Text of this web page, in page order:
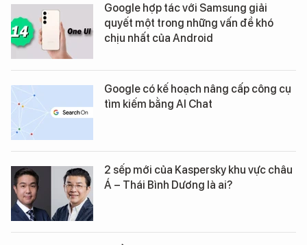
Google hợp tác với Samsung giải
quyết một trong những vấn đề khó
chịu nhất của Android
Google có kế hoạch nâng cấp công cụ
tìm kiếm bằng AI Chat
2 sếp mới của Kaspersky khu vực châu
Á – Thái Bình Dương là ai?